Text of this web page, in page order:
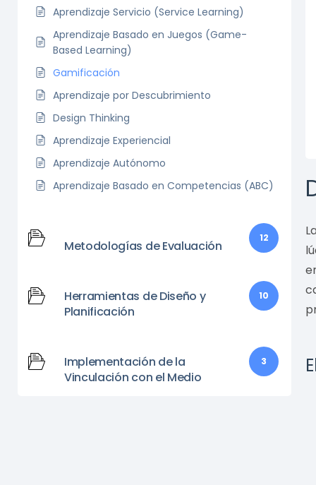
Aprendizaje Servicio (Service Learning)
Aprendizaje Basado en Juegos (Game-
Based Learning)
Gamificación
Aprendizaje por Descubrimiento
Design Thinking
Aprendizaje Experiencial
Aprendizaje Autónomo
Aprendizaje Basado en Competencias (ABC)
Metodologías de Evaluación
12
Herramientas de Diseño y
Planificación
10
Implementación de la
Vinculación con el Medio
3